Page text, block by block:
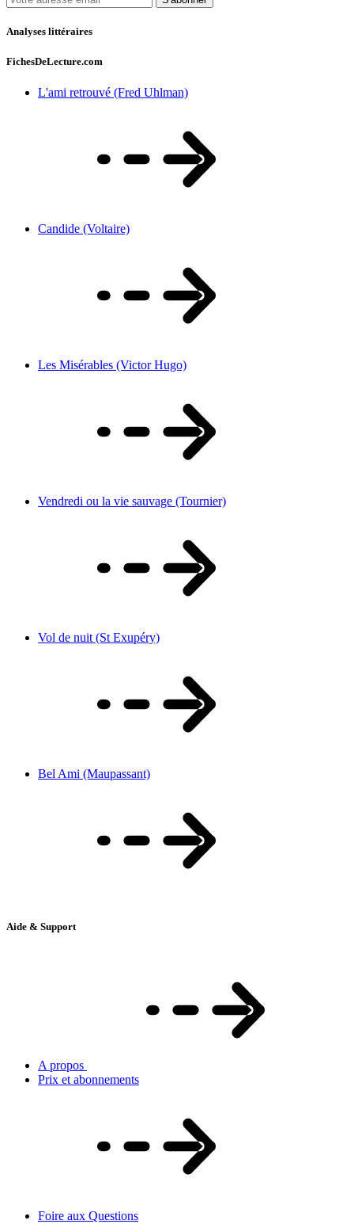
Analyses littéraires
FichesDeLecture.com
L'ami retrouvé (Fred Uhlman)
Candide (Voltaire)
Les Misérables (Victor Hugo)
Vendredi ou la vie sauvage (Tournier)
Vol de nuit (St Exupéry)
Bel Ami (Maupassant)
Aide & Support
A propos
Prix et abonnements
Foire aux Questions